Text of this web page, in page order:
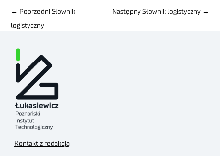
← Poprzedni Słownik
logistyczny
Następny Słownik logistyczny →
Kontakt z redakcją